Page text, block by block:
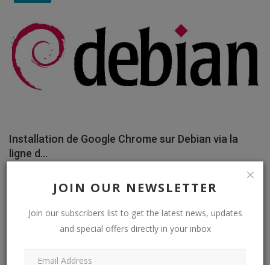
JOIN OUR NEWSLETTER
Join our subscribers list to get the latest news, updates
and special offers directly in your inbox
Installation de Google Chrome sur Debian via la
ligne d...